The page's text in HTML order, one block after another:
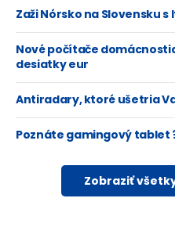
Zaži Nórsko na Slovensku s
Nové počítače
desiatky eur
Antiradary, ktoré ušetria
Poznáte gamingový tablet
Zobraziť